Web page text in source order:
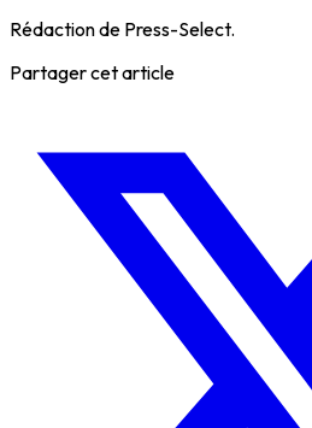
Rédaction de Press-Select.
Partager cet article